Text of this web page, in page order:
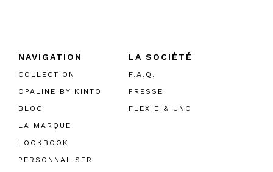
NAVIGATION
COLLECTION
OPALINE BY KINTO
BLOG
LA MARQUE
LOOKBOOK
PERSONNALISER
LA SOCIÉTÉ
F.A.Q.
PRESSE
FLEX E & UNO